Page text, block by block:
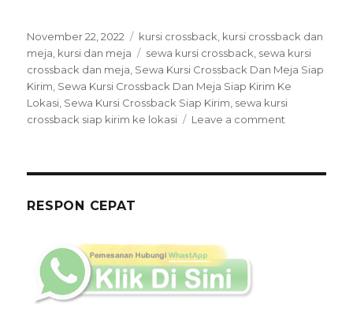
Posted
on
November 22, 2022 Categories
kursi crossback kursi crossback dan
meja kursi dan meja Tags
sewa kursi crossback sewa kursi
crossback dan meja Sewa Kursi Crossback Dan Meja Siap
Kirim Sewa Kursi Crossback Dan Meja Siap Kirim Ke
Lokasi Sewa Kursi Crossback Siap Kirim sewa kursi
crossback siap kirim ke lokasi
Leave a comment
RESPON CEPAT